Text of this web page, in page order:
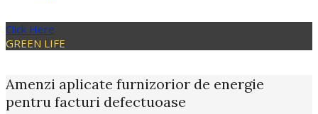
Click Here
GREEN LIFE
Amenzi aplicate furnizorior de energie
pentru facturi defectuoase